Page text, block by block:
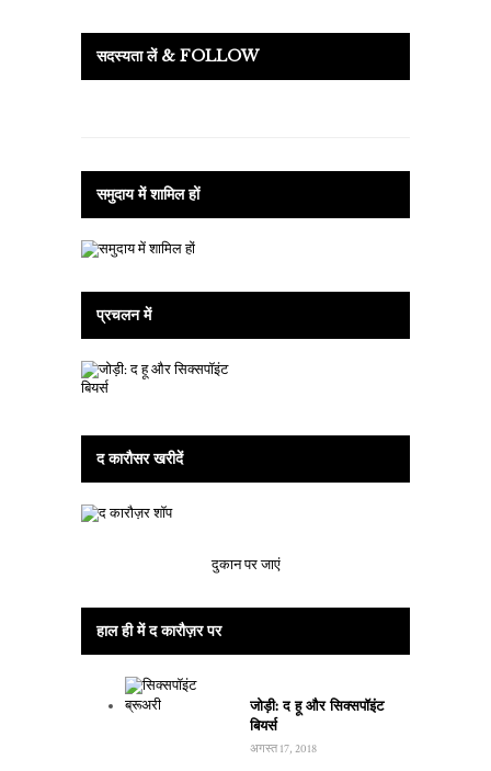
सदस्यता लें & FOLLOW
समुदाय में शामिल हों
प्रचलन में
द कारौसर खरीदें
दुकान पर जाएं
हाल ही में द कारौज़र पर
जोड़ी: द हू और सिक्सपॉइंट
बियर्स
अगस्त 17, 2018